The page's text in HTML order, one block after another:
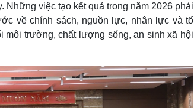
Những việc tạo kết quả trong năm 2026 phải
về chính sách, nguồn lực, nhân lực và tổ
trường, chất lượng sống, an sinh xã hội